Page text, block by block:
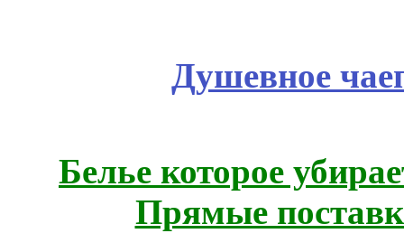
Душевное
Белье которое
Прямые